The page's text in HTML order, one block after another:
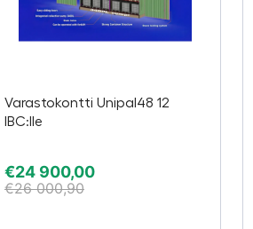
Varastokontti Unipal48 12
IBC:lle
€24 900,00
€26 000,90